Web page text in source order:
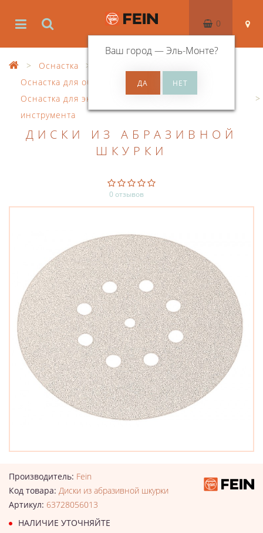
Ваш город —Эль-Монте?
0
Оснастка
Оснастка для обработки поверхностей
Оснастка для эксцентрикового шлифовального
инструмента
ДИСКИ ИЗ АБРАЗИВНОЙ
ШКУРКИ
0 отзывов
Производитель: Fein
Код товара: Диски из абразивной шкурки
Артикул: 63728056013
НАЛИЧИЕ УТОЧНЯЙТЕ